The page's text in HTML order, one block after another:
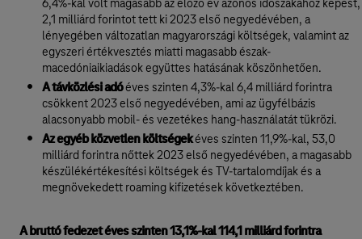
6,4%-kal volt magasabb az előző év azonos időszakához képest,
2,1 milliárd forintot tett ki 2023 első negyedévében, a
lényegében változatlan magyarországi költségek, valamint az
egyszeri értékvesztés miatti magasabb észak-
macedóniaikiadások együttes hatásának köszönhetően.
A távközlési adóéves szinten 4,3%-kal 6,4 milliárd forintra
csökkent 2023 első negyedévében, ami az ügyfélbázis
alacsonyabb mobil- és vezetékes hang-használatát tükrözi.
Az egyéb közvetlen költségekéves szinten 11,9%-kal, 53,0
milliárd forintra nőttek 2023 első negyedévében, a magasabb
készülékértékesítési költségek és TV-tartalomdíjak és a
megnövekedett roaming kifizetések következtében.
A bruttó fedezet éves szinten 13,1%-kal 114,1 milliárd forintra